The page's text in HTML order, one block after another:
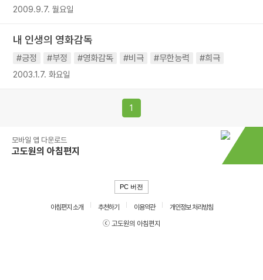
2009.9.7. 월요일
내 인생의 영화감독
#긍정 #부정 #영화감독 #비극 #무한능력 #희극
2003.1.7. 화요일
1
모바일 앱 다운로드
고도원의 아침편지
PC 버전
아침편지 소개 추천하기 이용약관
개인정보 처리방침
ⓒ 고도원의 아침편지